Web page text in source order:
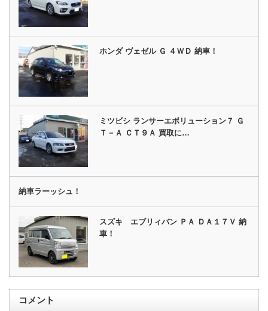
ホンダ ヴェゼル Ｇ ４ＷＤ 納車！
ミツビシ ランサーエボリューション７ Ｇ
Ｔ－Ａ ＣＴ９Ａ 買取に…
納車ラーッシュ！
スズキ エブリィバン ＰＡ ＤＡ１７Ｖ 納
車！
コメント